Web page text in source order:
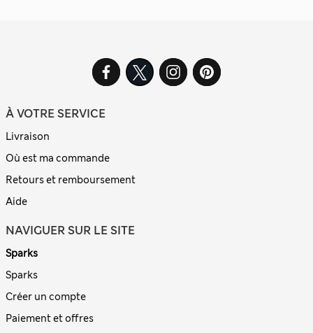
À VOTRE SERVICE
Livraison
Où est ma commande
Retours et remboursement
Aide
NAVIGUER SUR LE SITE
Sparks
Sparks
Créer un compte
Paiement et offres